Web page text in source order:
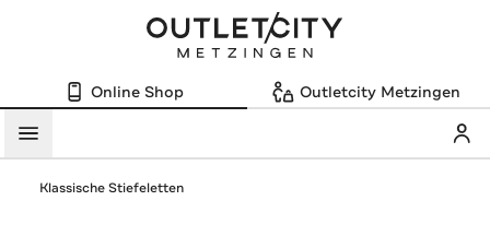
Online Shop Outletcity Metzingen
Menü
Klassische Stiefeletten